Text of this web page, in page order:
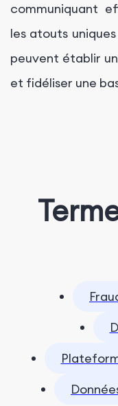
communiquant
les atouts
peuvent établir
et fidéliser une